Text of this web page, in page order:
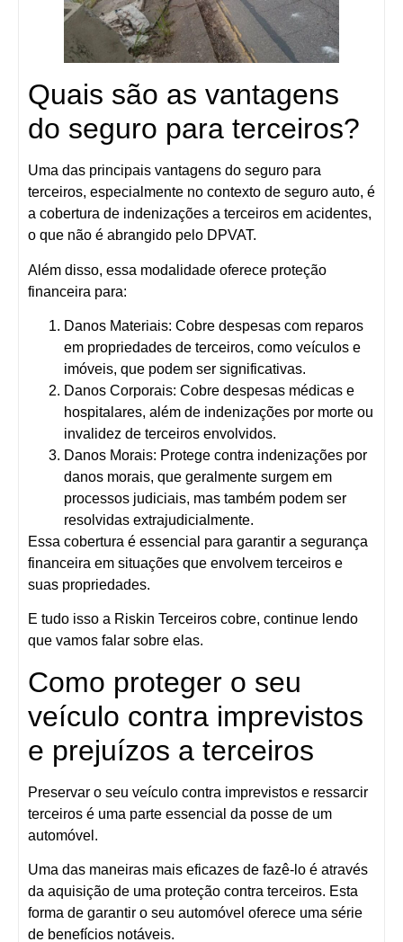
Quais são as vantagens
do seguro para terceiros?
Uma das principais vantagens do seguro para
terceiros, especialmente no contexto de seguro auto, é
a cobertura de indenizações a terceiros em acidentes,
o que não é abrangido pelo DPVAT.
Além disso, essa modalidade oferece proteção
financeira para:
Danos Materiais: Cobre despesas com reparos
em propriedades de terceiros, como veículos e
imóveis, que podem ser significativas.
Danos Corporais: Cobre despesas médicas e
hospitalares, além de indenizações por morte ou
invalidez de terceiros envolvidos.
Danos Morais: Protege contra indenizações por
danos morais, que geralmente surgem em
processos judiciais, mas também podem ser
resolvidas extrajudicialmente.
Essa cobertura é essencial para garantir a segurança
financeira em situações que envolvem terceiros e
suas propriedades.
E tudo isso a Riskin Terceiros cobre, continue lendo
que vamos falar sobre elas.
Como proteger o seu
veículo contra imprevistos
e prejuízos a terceiros
Preservar o seu veículo contra imprevistos e ressarcir
terceiros é uma parte essencial da posse de um
automóvel.
Uma das maneiras mais eficazes de fazê-lo é através
da aquisição de uma proteção contra terceiros. Esta
forma de garantir o seu automóvel oferece uma série
de benefícios notáveis.